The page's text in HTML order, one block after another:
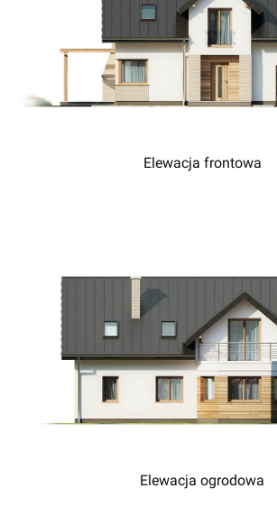
Elewacja frontowa
Elewacja ogrodowa